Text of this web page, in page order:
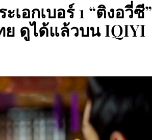
อกเบอร์ 1 “ติงอวี่ซี”
ดูได้แล้วบน IQIYI